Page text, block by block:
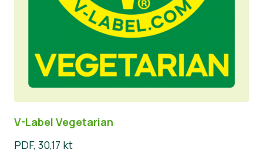
V-Label Vegetarian
PDF, 30,17 kt